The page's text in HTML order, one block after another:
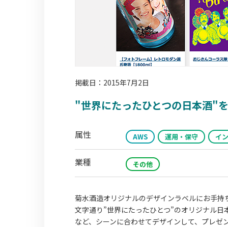
掲載日：2015年7月2日
"世界にたったひとつの日本酒"
属性 AWS 運用・保守 イ
業種 その他
菊水酒造オリジナルのデザインラベルにお手
文字通り”世界にたったひとつ”のオリジナル
など、シーンに合わせてデザインして、プレ